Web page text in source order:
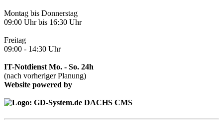
Montag bis Donnerstag
09:00 Uhr bis 16:30 Uhr
Freitag
09:00 - 14:30 Uhr
IT-Notdienst Mo. - So. 24h
(nach vorheriger Planung)
Website powered by